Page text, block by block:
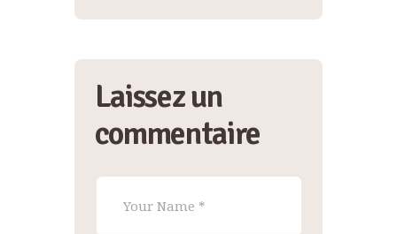
Laissez un
commentaire